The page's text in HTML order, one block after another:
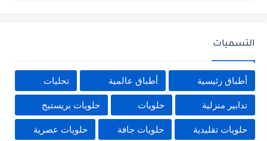
التسميات
أطباق رئيسية أطباق عالمية تحليات
تدابير منزلية حلويات حلويات بريستيج
حلويات تقليدية حلويات جافة حلويات عصرية